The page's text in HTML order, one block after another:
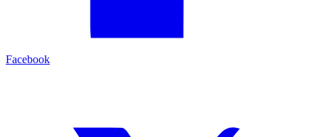
Facebook